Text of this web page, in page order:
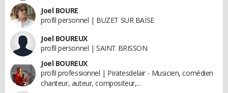
Joel BOURE
profil personnel | BUZET SUR BAÏSE
Joel BOUREUX
profil personnel | SAINT BRISSON
Joel BOUREUX
profil professionnel | Piratesdelair - Musicien, comédien
chanteur, auteur, compositeur,...